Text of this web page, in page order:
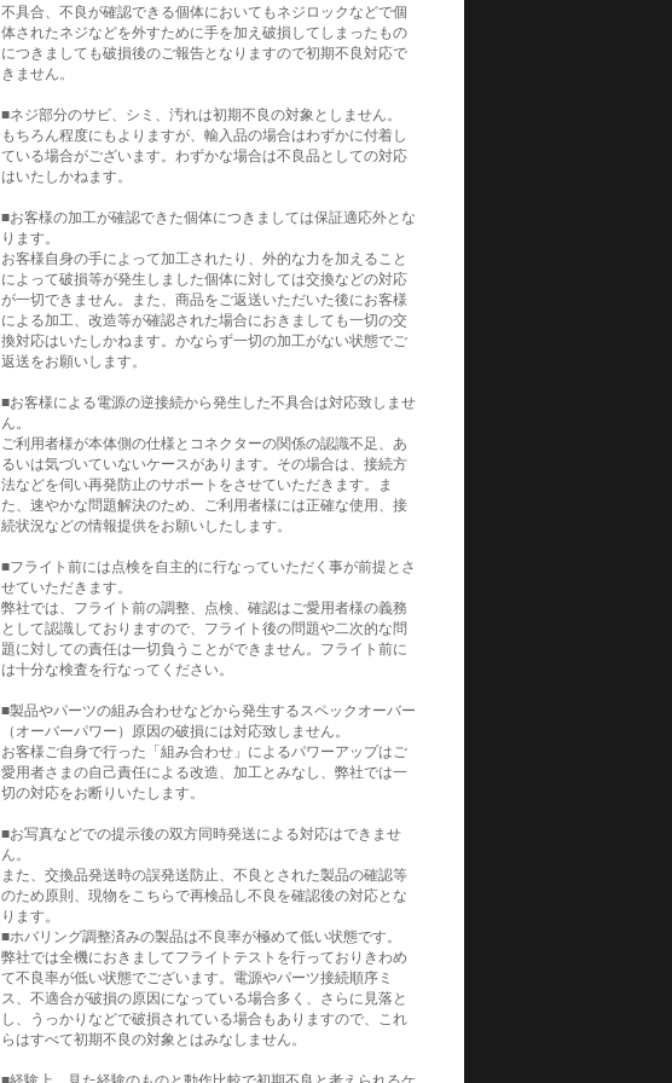
不具合、不良が確認できる個体においてもネジロックなどで個
体されたネジなどを外すために手を加え破損してしまったもの
につきましても破損後のご報告となりますので初期不良対応で
きません。
■ネジ部分のサビ、シミ、汚れは初期不良の対象としません。
もちろん程度にもよりますが、輸入品の場合はわずかに付着し
ている場合がございます。わずかな場合は不良品としての対応
はいたしかねます。
■お客様の加工が確認できた個体につきましては保証適応外とな
ります。
お客様自身の手によって加工されたり、外的な力を加えること
によって破損等が発生しました個体に対しては交換などの対応
が一切できません。また、商品をご返送いただいた後にお客様
による加工、改造等が確認された場合におきましても一切の交
換対応はいたしかねます。かならず一切の加工がない状態でご
返送をお願いします。
■お客様による電源の逆接続から発生した不具合は対応致しませ
ん。
ご利用者様が本体側の仕様とコネクターの関係の認識不足、あ
るいは気づいていないケースがあります。その場合は、接続方
法などを伺い再発防止のサポートをさせていただきます。ま
た、速やかな問題解決のため、ご利用者様には正確な使用、接
続状況などの情報提供をお願いしたします。
■フライト前には点検を自主的に行なっていただく事が前提とさ
せていただきます。
弊社では、フライト前の調整、点検、確認はご愛用者様の義務
として認識しておりますので、フライト後の問題や二次的な問
題に対しての責任は一切負うことができません。フライト前に
は十分な検査を行なってください。
■製品やパーツの組み合わせなどから発生するスペックオーバー
（オーバーパワー）原因の破損には対応致しません。
お客様ご自身で行った「組み合わせ」によるパワーアップはご
愛用者さまの自己責任による改造、加工とみなし、弊社では一
切の対応をお断りいたします。
■お写真などでの提示後の双方同時発送による対応はできませ
ん。
また、交換品発送時の誤発送防止、不良とされた製品の確認等
のため原則、現物をこちらで再検品し不良を確認後の対応とな
ります。
■ホバリング調整済みの製品は不良率が極めて低い状態です。
弊社では全機におきましてフライトテストを行っておりきわめ
て不良率が低い状態でございます。電源やパーツ接続順序ミ
ス、不適合が破損の原因になっている場合多く、さらに見落と
し、うっかりなどで破損されている場合もありますので、これ
らはすべて初期不良の対象とはみなしません。